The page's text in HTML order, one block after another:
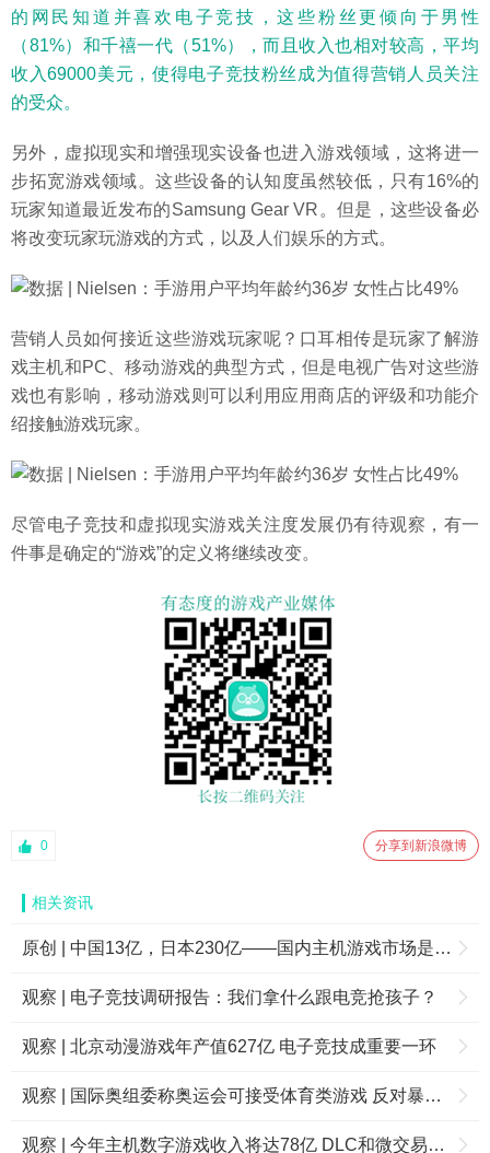
的网民知道并喜欢电子竞技，这些粉丝更倾向于男性
（81%）和千禧一代（51%），而且收入也相对较高，平均
收入69000美元，使得电子竞技粉丝成为值得营销人员关注
的受众。
另外，虚拟现实和增强现实设备也进入游戏领域，这将进一
步拓宽游戏领域。这些设备的认知度虽然较低，只有16%的
玩家知道最近发布的Samsung Gear VR。但是，这些设备必
将改变玩家玩游戏的方式，以及人们娱乐的方式。
营销人员如何接近这些游戏玩家呢？口耳相传是玩家了解游
戏主机和PC、移动游戏的典型方式，但是电视广告对这些游
戏也有影响，移动游戏则可以利用应用商店的评级和功能介
绍接触游戏玩家。
尽管电子竞技和虚拟现实游戏关注度发展仍有待观察，有一
件事是确定的“游戏”的定义将继续改变。
0 分享到新浪微博
相关资讯
原创 | 中国13亿，日本230亿——国内主机游戏市场是一种怎样的存在？
观察 | 电子竞技调研报告：我们拿什么跟电竞抢孩子？
观察 | 北京动漫游戏年产值627亿 电子竞技成重要一环
观察 | 国际奥组委称奥运会可接受体育类游戏 反对暴力杀戮类游戏
观察 | 今年主机数字游戏收入将达78亿 DLC和微交易占据一半